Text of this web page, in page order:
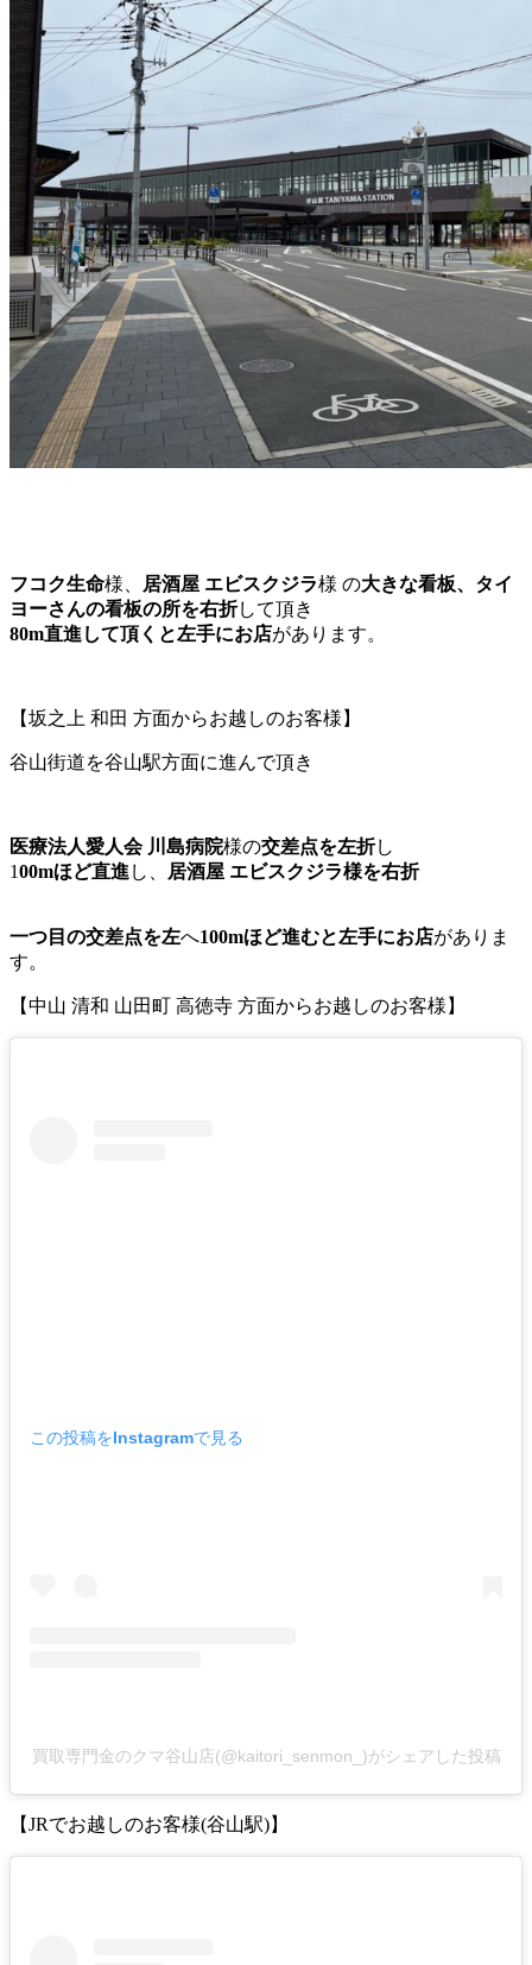
フコク生命様、 居酒屋 エビスクジラ様 の大きな看板、タイ
ヨーさんの看板の所を右折して頂き
80m直進して頂くと左手にお店があります。
【坂之上 和田 方面からお越しのお客様】
谷山街道を谷山駅方面に進んで頂き
医療法人愛人会 川島病院様の交差点を左折し
100mほど直進 し、 居酒屋 エビスクジラ様を右折
一つ目の交差点を左へ100mほど進むと左手にお店がありま
す。
【中山 清和 山田町 高徳寺 方面からお越しのお客様】
この投稿をInstagramで見る
買取専門金のクマ谷山店(@kaitori_senmon_)がシェアした投稿
【JRでお越しのお客様(谷山駅)】